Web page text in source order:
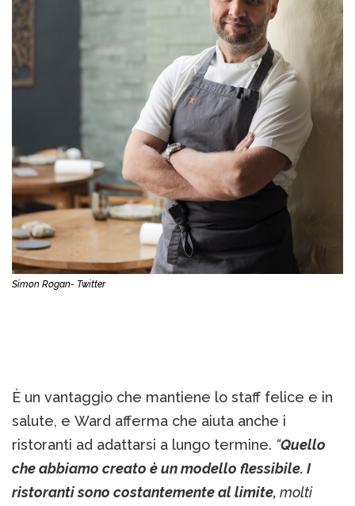
Simon Rogan- Twitter
È un vantaggio che mantiene lo staff felice e in
salute, e Ward afferma che aiuta anche i
ristoranti ad adattarsi a lungo termine. “Quello
che abbiamo creato è un modello flessibile. I
ristoranti sono costantemente al limite, molti